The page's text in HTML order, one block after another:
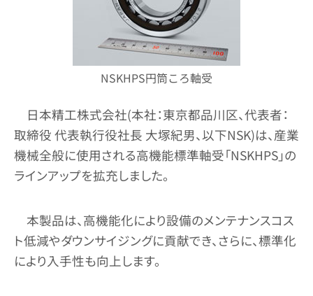
NSKHPS円筒ころ軸受
日本精工株式会社(本社：東京都品川区、代表者：
取締役 代表執行役社長 大塚紀男、以下NSK)は、産業
機械全般に使用される高機能標準軸受「NSKHPS」の
ラインアップを拡充しました。
本製品は、高機能化により設備のメンテナンスコス
ト低減やダウンサイジングに貢献でき、さらに、標準化
により入手性も向上します。